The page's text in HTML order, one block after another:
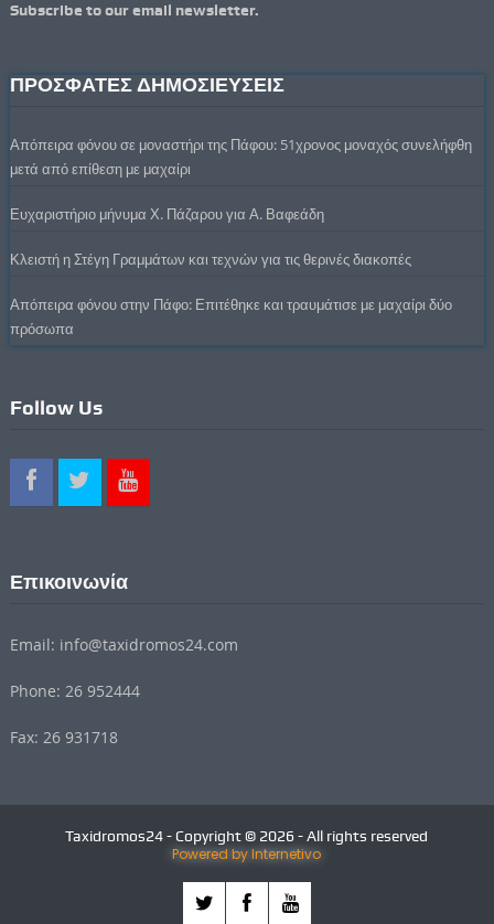
Subscribe to our email newsletter.
ΠΡΟΣΦΑΤΕΣ ΔΗΜΟΣΙΕΥΣΕΙΣ
Απόπειρα φόνου σε μοναστήρι της Πάφου: 51χρονος μοναχός συνελήφθη
μετά από επίθεση με μαχαίρι
Ευχαριστήριο μήνυμα Χ. Πάζαρου για Α. Βαφεάδη
Κλειστή η Στέγη Γραμμάτων και τεχνών για τις θερινές διακοπές
Απόπειρα φόνου στην Πάφο: Επιτέθηκε και τραυμάτισε με μαχαίρι δύο
πρόσωπα
Follow Us
Επικοινωνία
Email: info@taxidromos24.com
Phone: 26 952444
Fax: 26 931718
Taxidromos24 - Copyright © 2026 - All rights reserved
Powered by Internetivo